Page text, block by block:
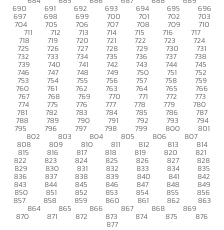
690 691 692 693 694 695 696
697 698 699 700 701 702 703
704 705 706 707 708 709 710
711 712 713 714 715 716 717
718 719 720 721 722 723 724
725 726 727 728 729 730 731
732 733 734 735 736 737 738
739 740 741 742 743 744 745
746 747 748 749 750 751 752
753 754 755 756 757 758 759
760 761 762 763 764 765 766
767 768 769 770 771 772 773
774 775 776 777 778 779 780
781 782 783 784 785 786 787
788 789 790 791 792 793 794
795 796 797 798 799 800 801
802 803 804 805 806 807
808 809 810 811 812 813 814
815 816 817 818 819 820 821
822 823 824 825 826 827 828
829 830 831 832 833 834 835
836 837 838 839 840 841 842
843 844 845 846 847 848 849
850 851 852 853 854 855 856
857 858 859 860 861 862 863
864 865 866 867 868 869
870 871 872 873 874 875 876
877